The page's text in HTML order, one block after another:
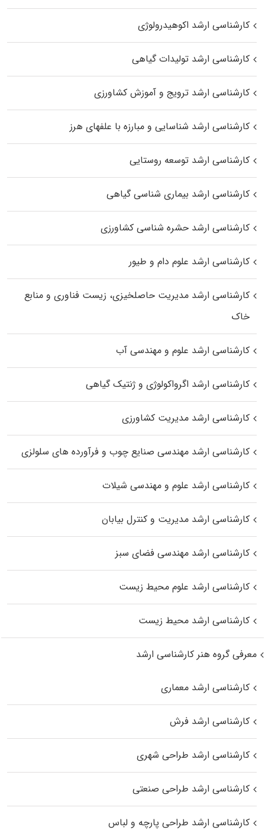
کارشناسی ارشد اکوهیدرولوژی
کارشناسی ارشد تولیدات گیاهی
کارشناسی ارشد ترویج و آموزش کشاورزی
کارشناسی ارشد شناسایی و مبارزه با علفهای هرز
کارشناسی ارشد توسعه روستایی
کارشناسی ارشد بیماری‌ شناسی گیاهی
کارشناسی ارشد حشره‌ شناسی کشاورزی
کارشناسی ارشد علوم دام و طیور
کارشناسی ارشد مدیریت حاصلخیزی، زیست فناوری و منابع
خاک
کارشناسی ارشد علوم و مهندسی آب
کارشناسی ارشد اگرواکولوژی و ژنتیک گیاهی
کارشناسی ارشد مدیریت کشاورزی
کارشناسی ارشد مهندسی صنایع چوب و فرآورده‌ های سلولزی
کارشناسی ارشد علوم و مهندسی شیلات
کارشناسی ارشد مدیریت و کنترل بیابان
کارشناسی ارشد مهندسی فضای سبز
کارشناسی ارشد علوم محیط‌ زیست
کارشناسی ارشد محیط زیست
معرفی گروه هنر کارشناسی ارشد
کارشناسی ارشد معماری
کارشناسی ارشد فرش
کارشناسی ارشد طراحی شهری
کارشناسی ارشد طراحی صنعتی
کارشناسی ارشد طراحی پارچه و لباس